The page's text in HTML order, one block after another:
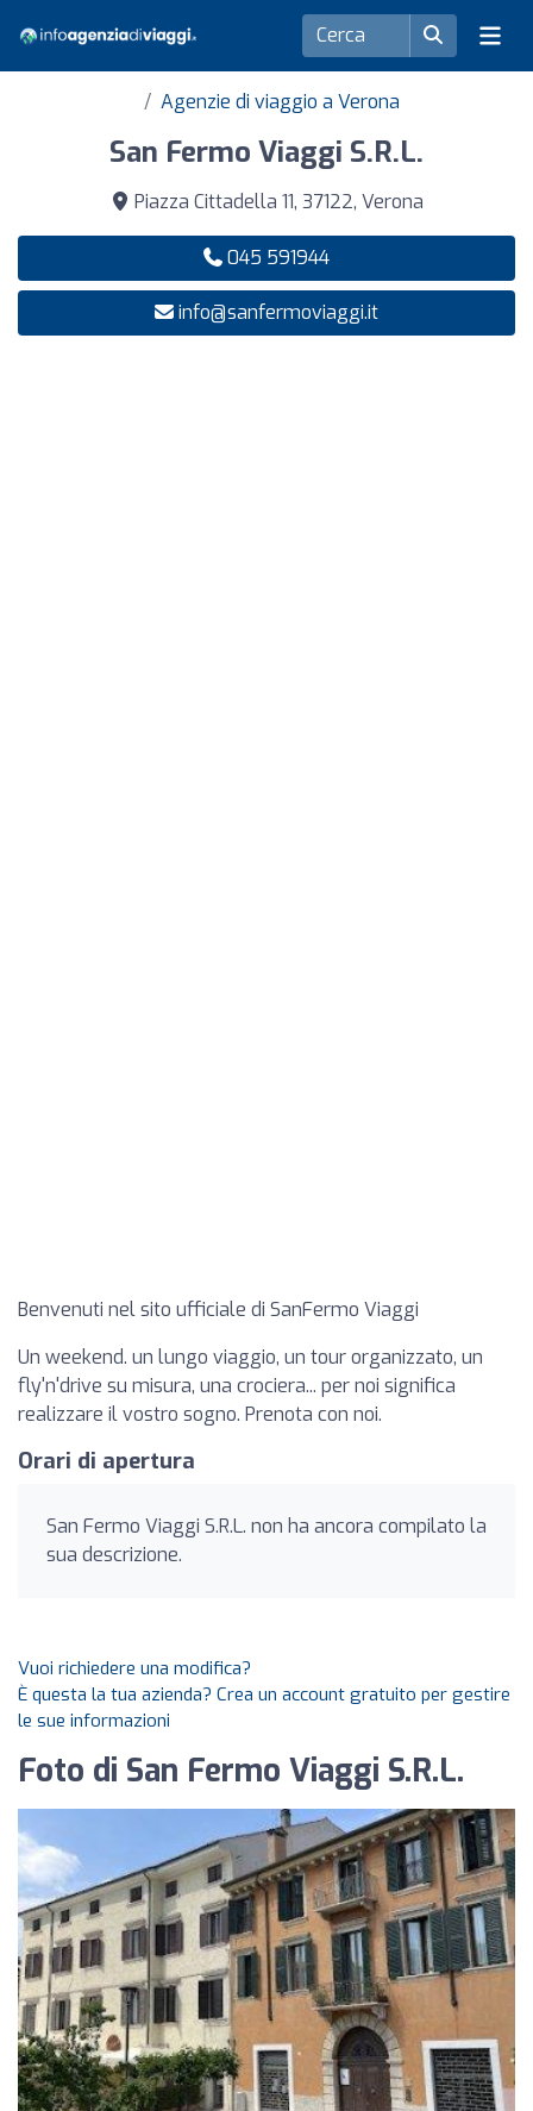
Agenzie di viaggio a Verona
San Fermo Viaggi S.R.L.
Piazza Cittadella 11, 37122, Verona
045 591944
info@sanfermoviaggi.it
Benvenuti nel sito ufficiale di SanFermo Viaggi
Un weekend. un lungo viaggio, un tour organizzato, un
fly'n'drive su misura, una crociera... per noi significa
realizzare il vostro sogno. Prenota con noi.
Orari di apertura
San Fermo Viaggi S.R.L. non ha ancora compilato la
sua descrizione.
Vuoi richiedere una modifica?
È questa la tua azienda? Crea un account gratuito per gestire
le sue informazioni
Foto di San Fermo Viaggi S.R.L.